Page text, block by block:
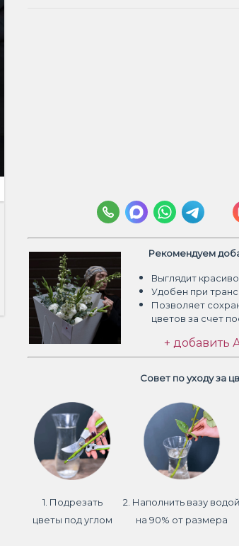
Рекомендуем
Выглядит красиво
Удобен при
Позволяет
цветов за счет
+ добавить
Совет по уходу за
1. Подрезать
цветы под углом
2. Наполнить вазу водой
на 90% от размера